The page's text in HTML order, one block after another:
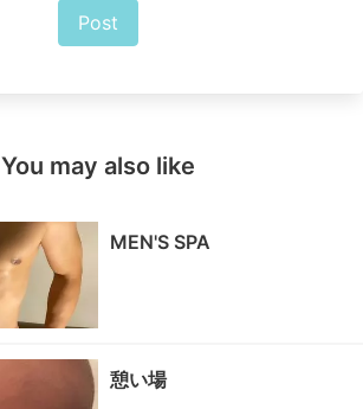
Post
You may also like
MEN'S SPA
憩い場